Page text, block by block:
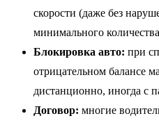
скорости (даже без
минимального
Блокировка авто: при
отрицательном балансе
дистанционно, иногда с
Договор: многие